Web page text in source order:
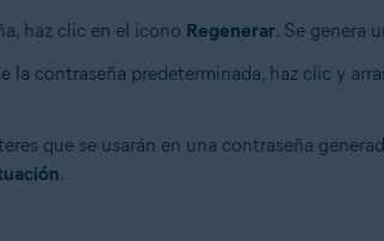
haz clic en el icono Regenerar. Se genera
la contraseña predeterminada, haz clic y
que se usarán en una contraseña
.